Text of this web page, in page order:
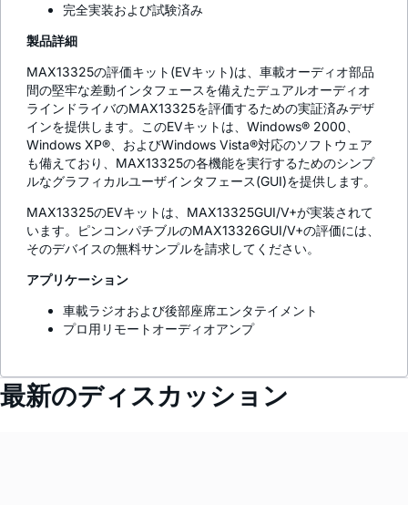
完全実装および試験済み
製品詳細
MAX13325の評価キット(EVキット)は、車載オーディオ部品
間の堅牢な差動インタフェースを備えたデュアルオーディオ
ラインドライバのMAX13325を評価するための実証済みデザ
インを提供します。このEVキットは、Windows® 2000、
Windows XP®、およびWindows Vista®対応のソフトウェア
も備えており、MAX13325の各機能を実行するためのシンプ
ルなグラフィカルユーザインタフェース(GUI)を提供します。
MAX13325のEVキットは、MAX13325GUI/V+が実装されて
います。ピンコンパチブルのMAX13326GUI/V+の評価には、
そのデバイスの無料サンプルを請求してください。
アプリケーション
車載ラジオおよび後部座席エンタテイメント
プロ用リモートオーディオアンプ
最新のディスカッション